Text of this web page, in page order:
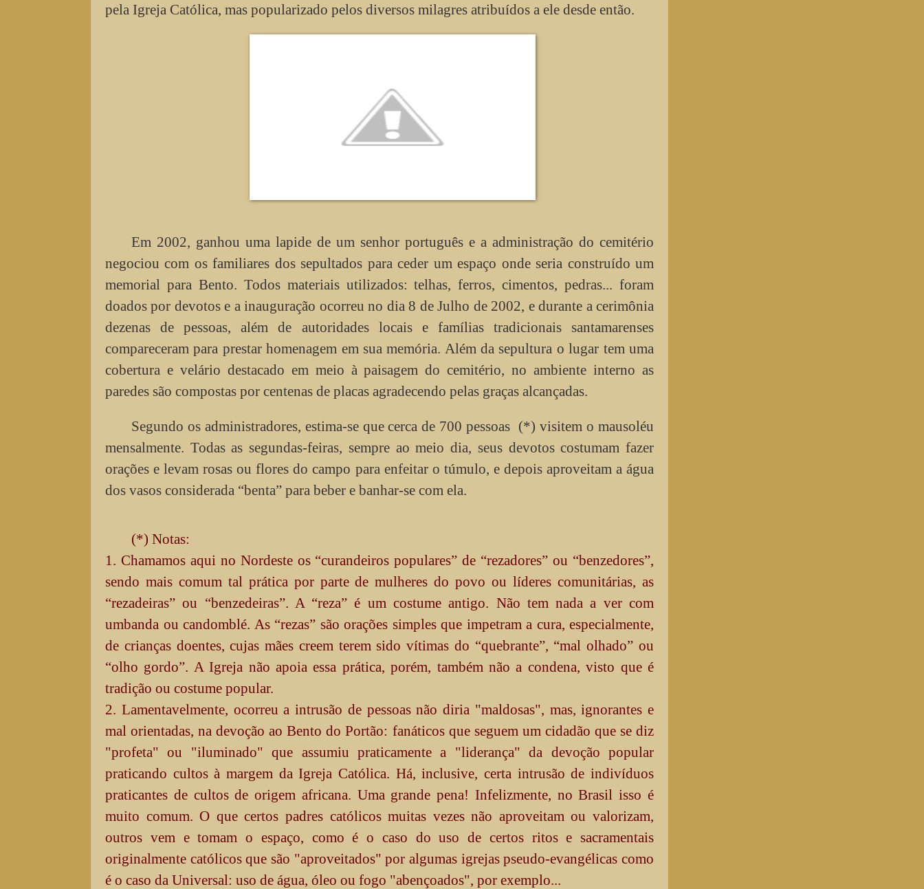
pela Igreja Católica, mas popularizado pelos diversos milagres atribuídos a ele desde então.
Em 2002, ganhou uma lapide de um senhor português e a administração do cemitério
negociou com os familiares dos sepultados para ceder um espaço onde seria construído um
memorial para Bento. Todos materiais utilizados: telhas, ferros, cimentos, pedras... foram
doados por devotos e a inauguração ocorreu no dia 8 de Julho de 2002, e durante a cerimônia
dezenas de pessoas, além de autoridades locais e famílias tradicionais santamarenses
compareceram para prestar homenagem em sua memória. Além da sepultura o lugar tem uma
cobertura e velário destacado em meio à paisagem do cemitério, no ambiente interno as
paredes são compostas por centenas de placas agradecendo pelas graças alcançadas.
Segundo os administradores, estima-se que cerca de 700 pessoas (*) visitem o mausoléu
mensalmente. Todas as segundas-feiras, sempre ao meio dia, seus devotos costumam fazer
orações e levam rosas ou flores do campo para enfeitar o túmulo, e depois aproveitam a água
dos vasos considerada “benta” para beber e banhar-se com ela.
(*) Notas:
1. Chamamos aqui no Nordeste os “curandeiros populares” de “rezadores” ou “benzedores”,
sendo mais comum tal prática por parte de mulheres do povo ou líderes comunitárias, as
“rezadeiras” ou “benzedeiras”. A “reza” é um costume antigo. Não tem nada a ver com
umbanda ou candomblé. As “rezas” são orações simples que impetram a cura, especialmente,
de crianças doentes, cujas mães creem terem sido vítimas do “quebrante”, “mal olhado” ou
“olho gordo”. A Igreja não apoia essa prática, porém, também não a condena, visto que é
tradição ou costume popular.
2. Lamentavelmente, ocorreu a intrusão de pessoas não diria "maldosas", mas, ignorantes e
mal orientadas, na devoção ao Bento do Portão: fanáticos que seguem um cidadão que se diz
"profeta" ou "iluminado" que assumiu praticamente a "liderança" da devoção popular
praticando cultos à margem da Igreja Católica. Há, inclusive, certa intrusão de indivíduos
praticantes de cultos de origem africana. Uma grande pena! Infelizmente, no Brasil isso é
muito comum. O que certos padres católicos muitas vezes não aproveitam ou valorizam,
outros vem e tomam o espaço, como é o caso do uso de certos ritos e sacramentais
originalmente católicos que são "aproveitados" por algumas igrejas pseudo-evangélicas como
é o caso da Universal: uso de água, óleo ou fogo "abençoados", por exemplo...